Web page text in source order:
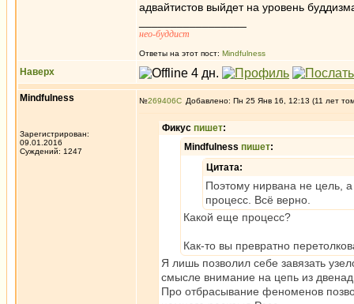
адвайтистов выйдет на уровень
нео-буддист
Ответы на этот пост: Mindfulness
Наверх
Mindfulness
Зарегистрирован:
09.01.2016
Суждений: 1247
№269406 Добавлено: Пн 25 Янв 16, 12:13 (11 лет
Фикус пишет:
Mindfulness пишет:
Цитата:
Поэтому нирвана не цель, а
процесс. Всё верно.
Какой еще процесс?
Как-то вы превратно
Я лишь позволил себе завязать
смысле внимание на цепь из
Про отбрасывание феноменов